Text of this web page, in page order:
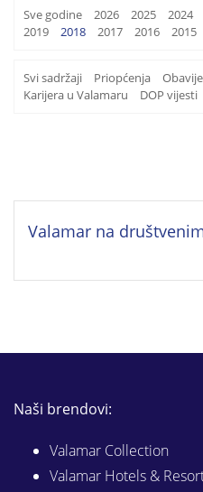
Sve godine 2026 2025 2024
2019
2018 2017 2016 2015
Svi sadržaji Priopćenja
Karijera u Valamaru
DOP vijesti
Valamar na
Naši brendovi:
Valamar Collection
Valamar Hotels &